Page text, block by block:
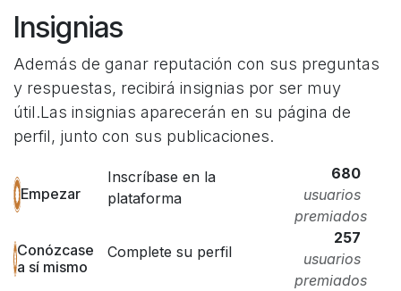
Insignias
Además de ganar reputación con sus preguntas
y respuestas, recibirá insignias por ser muy
útil.Las insignias aparecerán en su página de
perfil, junto con sus publicaciones.
Empezar
Inscríbase en la
plataforma
680
usuarios
premiados
Conózcase
a sí mismo
Complete su perfil
257
usuarios
premiados